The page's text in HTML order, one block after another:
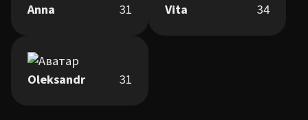
Anna 31 Vita 34
Oleksandr 31